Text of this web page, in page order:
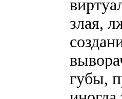
злая,
губы,